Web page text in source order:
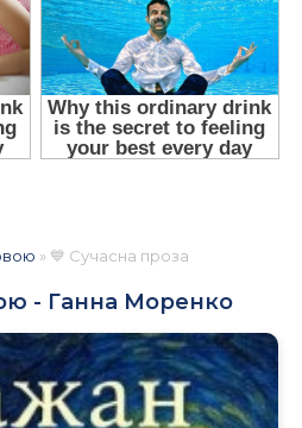
» 💙 Сучасна проза
- Ганна Моренко